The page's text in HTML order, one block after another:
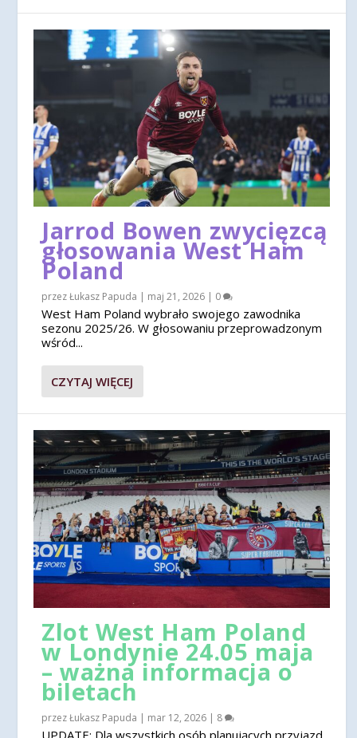
Jarrod Bowen zwycięzcą
głosowania West Ham
Poland
przezŁukasz Papuda | maj 21, 2026 | 0
West Ham Poland wybrało swojego zawodnika
sezonu 2025/26. W głosowaniu przeprowadzonym
wśród...
CZYTAJ WIĘCEJ
Zlot West Ham Poland
w Londynie 24.05 maja
– ważna informacja o
biletach
przezŁukasz Papuda | mar 12, 2026 | 8
UPDATE: Dla wszystkich osób planujących przyjazd